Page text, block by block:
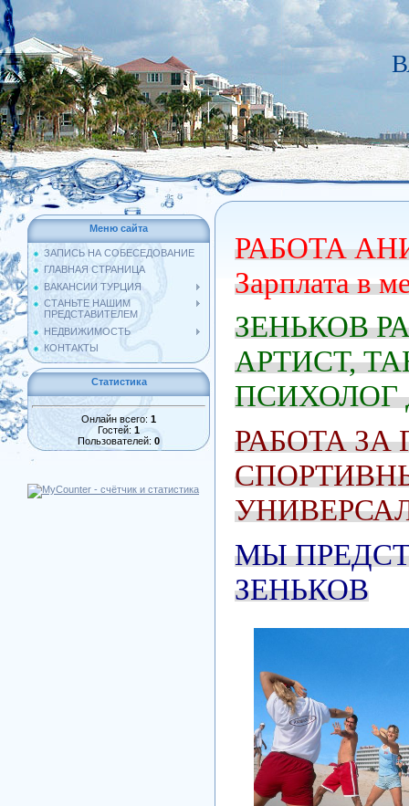
Меню сайта
ЗАПИСЬ НА СОБЕСЕДОВАНИЕ
ГЛАВНАЯ СТРАНИЦА
ВАКАНСИИ ТУРЦИЯ
СТАНЬТЕ НАШИМ
ПРЕДСТАВИТЕЛЕМ
НЕДВИЖИМОСТЬ
КОНТАКТЫ
Статистика
Онлайн всего: 1
Гостей: 1
Пользователей: 0
РАБОТА
Зарплата в
ЗЕНЬКОВ
АРТИСТ,
ПСИХОЛОГ
РАБОТА
МЫ
ЗЕНЬКОВ